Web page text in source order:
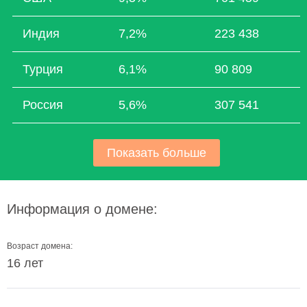
Индия 7,2% 223 438
Турция 6,1% 90 809
Россия 5,6% 307 541
Показать больше
Информация о домене:
Возраст домена:
16 лет